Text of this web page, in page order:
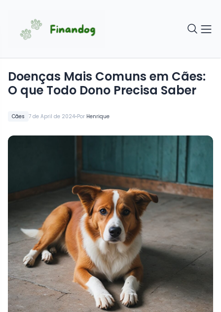
Cães 7 de April de 2024•Por Henrique
Doenças Mais Comuns em Cães:
O que Todo Dono Precisa Saber